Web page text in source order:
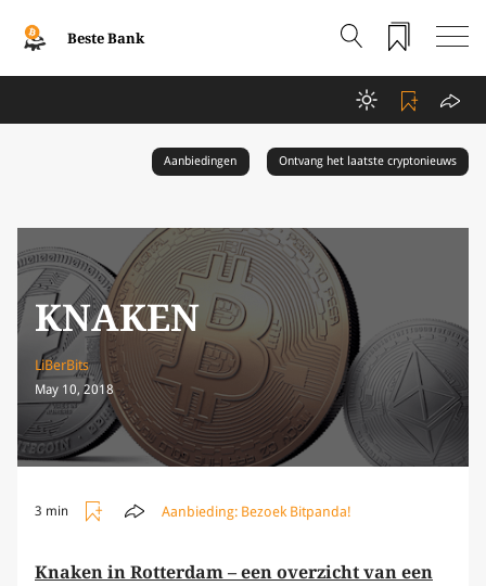
Beste Bank
Aanbiedingen Ontvang het laatste cryptonieuws
KNAKEN
LiBerBits
May 10, 2018
3 min Aanbieding: Bezoek Bitpanda!
Knaken in Rotterdam – een overzicht van een